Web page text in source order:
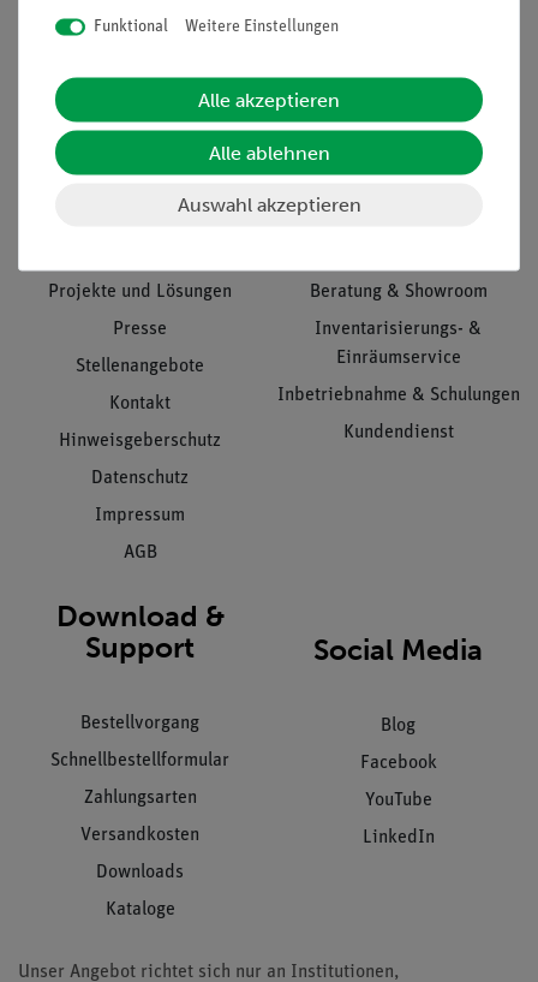
Informationen
Projekte und Lösungen
Presse
Stellenangebote
Kontakt
Hinweisgeberschutz
Datenschutz
Impressum
AGB
Service
Beratung & Showroom
Inventarisierungs- &
Einräumservice
Inbetriebnahme & Schulungen
Kundendienst
Download &
Support
Bestellvorgang
Schnellbestellformular
Zahlungsarten
Versandkosten
Downloads
Kataloge
Social Media
Blog
Facebook
YouTube
LinkedIn
Unser Angebot richtet sich nur an Institutionen,
Funktional Weitere Einstellungen
Alle akzeptieren
Alle ablehnen
Auswahl akzeptieren